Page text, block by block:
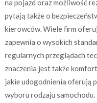
na pojazd oraz możliwość
pytają także o
kierowców. Wiele firm
zapewnia o wysokich
regularnych przeglądach
znaczenia jest także
jakie udogodnienia oferują
wyboru rodzaju samochodu.